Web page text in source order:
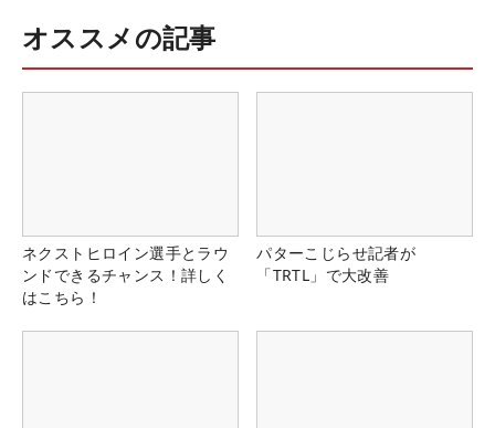
オススメの記事
ネクストヒロイン選手とラウ
ンドできるチャンス！詳しく
はこちら！
パターこじらせ記者が
「TRTL」で大改善